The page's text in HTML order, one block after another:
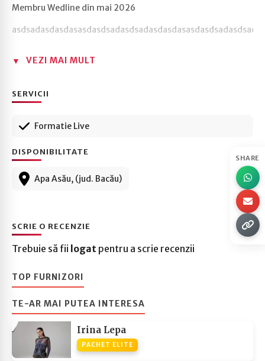
SHARE
Membru Wedline din mai 2026
VEZI MAI MULT
SERVICII
Formatie Live
DISPONIBILITATE
Apa Asău, (jud. Bacău)
SCRIE O RECENZIE
Trebuie să fii logat pentru a scrie recenzii
TOP FURNIZORI
TE-AR MAI PUTEA INTERESA
Irina Lepa
PACHET ELITE